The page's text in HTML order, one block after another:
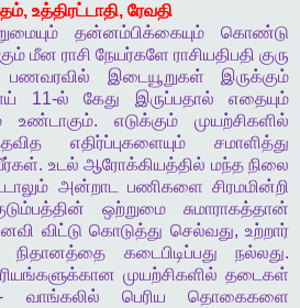
, உத்திரட்டாதி, ரேவதி
தன்னம்பிக்கையும்
கொண்டு
மீன ராசி நேயர்களே ராசியதிபதி குரு
பணவரவில் இடையூறுகள்
இருக்கும்
11-ல் கேது இருப்பதால்
எதையும்
உண்டாகும். எடுக்கும்
முயற்சிகளில்
எதிர்ப்புகளையும்
சமாளித்து
. உடல் ஆரோக்கியத்தில் மந்த நிலை
அன்றாட பணிகளை சிரமமின்றி
ஒற்றுமை
சுமாராகத்தான்
விட்டு கொடுத்து செல்வது, உற்றார்
நிதானத்தை கடைபிடிப்பது நல்லது.
முயற்சிகளில் தடைகள்
வாங்கலில் பெரிய
தொகைகளை